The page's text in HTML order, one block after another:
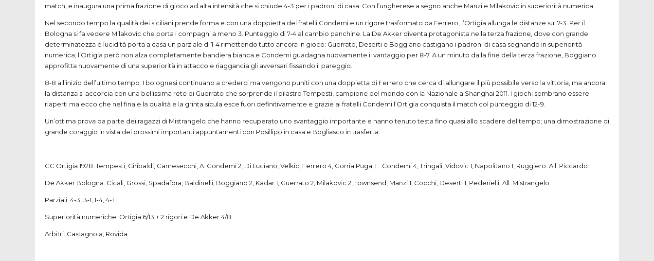
match, e inaugura una prima frazione di gioco ad alta intensità che si chiude 4-3 per i padroni di casa. Con l’ungherese a segno anche Manzi e Milakovic in superiorità numerica.
Nel secondo tempo la qualità dei siciliani prende forma e con una doppietta dei fratelli Condemi e un rigore trasformato da Ferrero, l’Ortigia allunga le distanze sul 7-3. Per il
Bologna si fa vedere Milakovic che porta i compagni a meno 3. Punteggio di 7-4 al cambio panchine. La De Akker diventa protagonista nella terza frazione, dove con grande
determinatezza e lucidità porta a casa un parziale di 1-4 rimettendo tutto ancora in gioco: Guerrato, Deserti e Boggiano castigano i padroni di casa segnando in superiorità
numerica; l’Ortigia però non alza completamente bandiera bianca e Condemi guadagna nuovamente il vantaggio per 8-7. A un minuto dalla fine della terza frazione, Boggiano
approfitta nuovamente di una superiorità in attacco e riaggancia gli avversari fissando il pareggio.
8-8 all’inizio dell’ultimo tempo. I bolognesi continuano a crederci ma vengono puniti con una doppietta di Ferrero che cerca di allungare il più possibile verso la vittoria, ma ancora
la distanza si accorcia con una bellissima rete di Guerrato che sorprende il pilastro Tempesti, campione del mondo con la Nazionale a Shanghai 2011. I giochi sembrano essere
riaperti ma ecco che nel finale la qualità e la grinta sicula esce fuori definitivamente e grazie ai fratelli Condemi l’Ortigia conquista il match col punteggio di 12-9.
Un’ottima prova da parte dei ragazzi di Mistrangelo che hanno recuperato uno svantaggio importante e hanno tenuto testa fino quasi allo scadere del tempo; una dimostrazione di
grande coraggio in vista dei prossimi importanti appuntamenti con Posillipo in casa e Bogliasco in trasferta.
CC Ortigia 1928: Tempesti, Giribaldi, Carnesecchi, A. Condemi 2, Di Luciano, Velkic, Ferrero 4, Gorria Puga, F. Condemi 4, Tringali, Vidovic 1, Napolitano 1, Ruggiero. All. Piccardo
De Akker Bologna: Cicali, Grossi, Spadafora, Baldinelli, Boggiano 2, Kadar 1, Guerrato 2, Milakovic 2, Townsend, Manzi 1, Cocchi, Deserti 1, Pederielli. All. Mistrangelo
Parziali: 4-3, 3-1, 1-4, 4-1
Superiorità numeriche: Ortigia 6/13 + 2 rigori e De Akker 4/8.
Arbitri: Castagnola, Rovida